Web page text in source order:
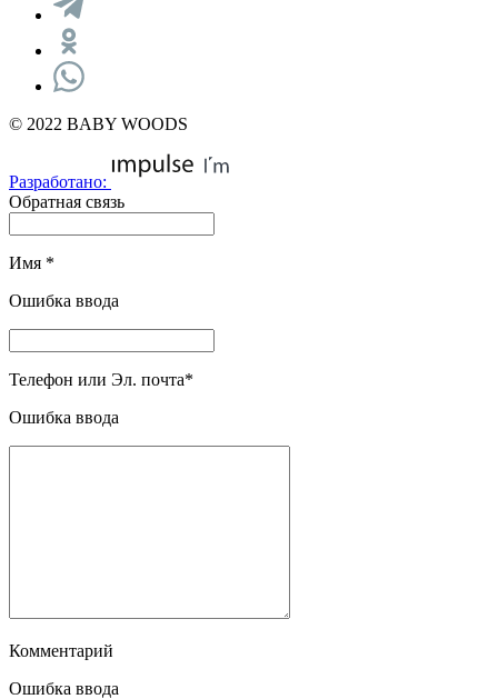
© 2022 BABY WOODS
Разработано:
Обратная связь
Имя *
Ошибка ввода
Телефон или Эл. почта*
Ошибка ввода
Комментарий
Ошибка ввода